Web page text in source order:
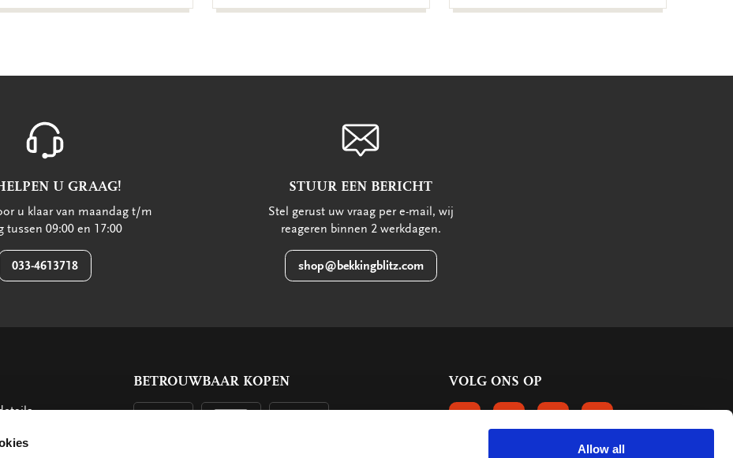
Allow all
U GRAAG!
u klaar van maandag t/m
tussen 09:00 en 17:00
033-4613718
STUUR EEN BERICHT
Stel gerust uw vraag per e-mail, wij
reageren binnen 2 werkdagen.
shop@bekkingblitz.com
BETROUWBAAR KOPEN VOLG ONS OP
VOLGS ONS OP FACEBOOK
VOLG ONS OP INSTAGRAM
VOLG ONS OP LINKEDIN
VOLG ONS OP